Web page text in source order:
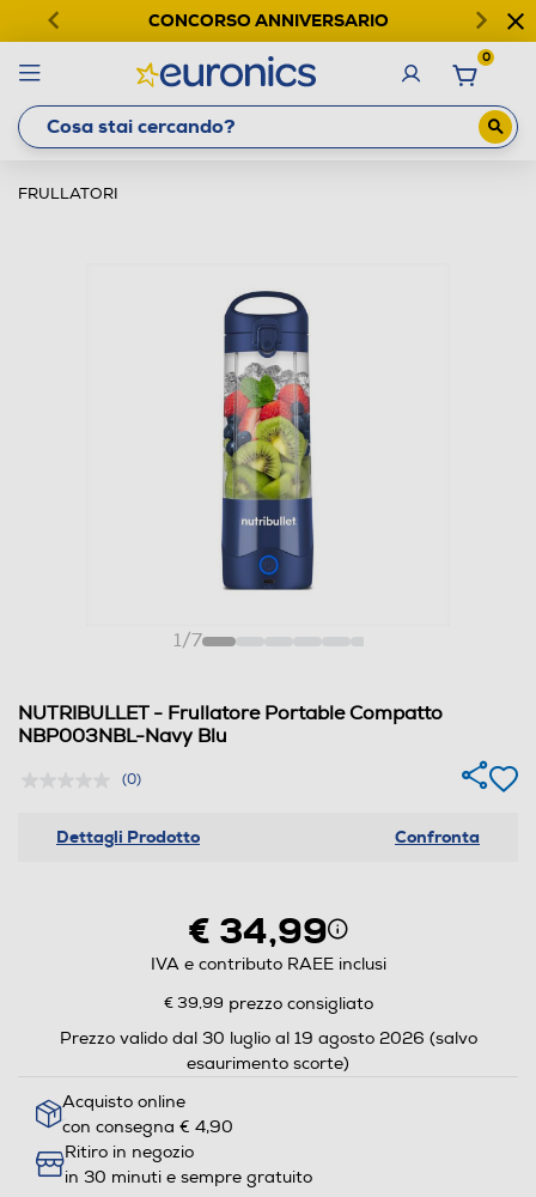
CONCORSO ANNIVERSARIO
0
FRULLATORI
1/7
NUTRIBULLET - Frullatore Portable Compatto
NBP003NBL-Navy Blu
(0)
Dettagli Prodotto Confronta
€ 34,99
IVA e contributo RAEE inclusi
€ 39,99 prezzo consigliato
Prezzo valido dal 30 luglio al 19 agosto 2026 (salvo
esaurimento scorte)
Acquisto online
con consegna € 4,90
Ritiro in negozio
in 30 minuti e sempre gratuito